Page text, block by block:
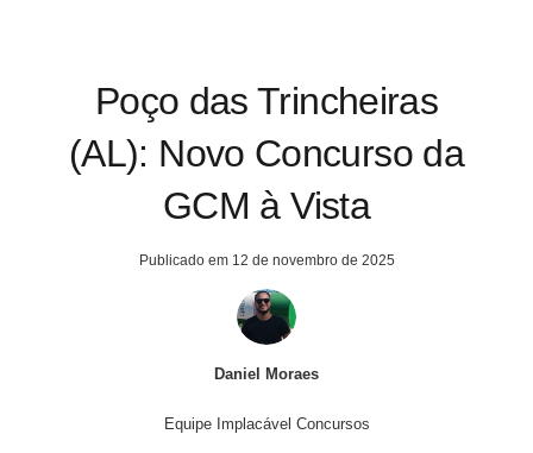
Poço das Trincheiras
(AL): Novo Concurso da
GCM à Vista
Publicado em 12 de novembro de 2025
Daniel Moraes
Equipe Implacável Concursos